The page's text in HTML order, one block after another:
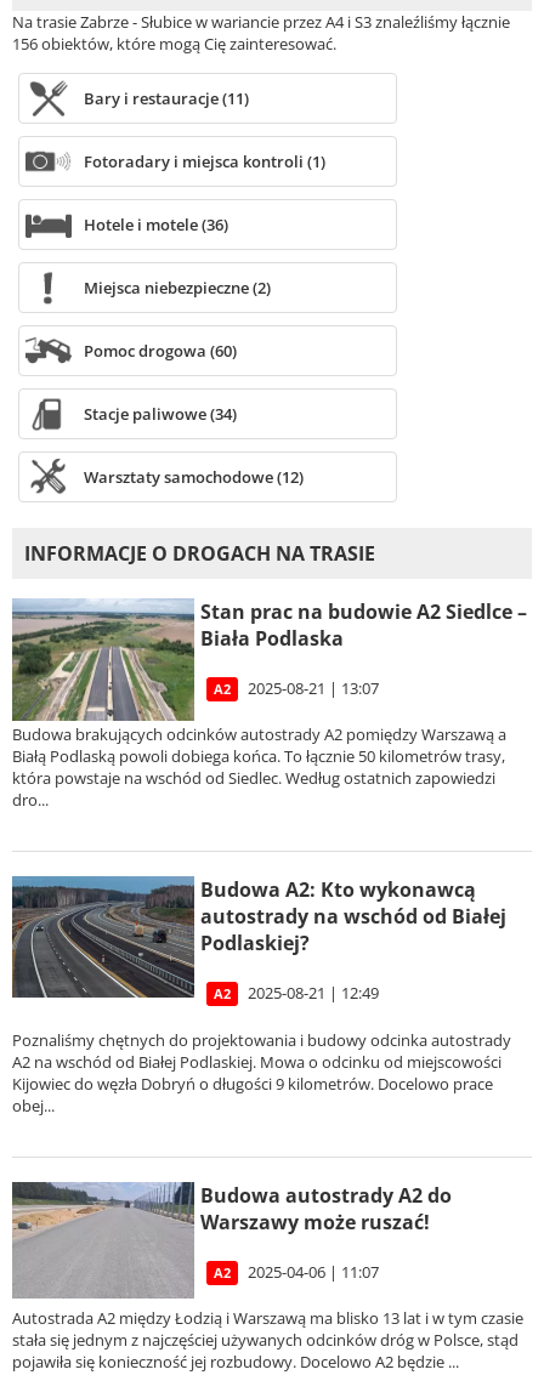
Na trasie Zabrze - Słubice w wariancie przez A4 i S3 znaleźliśmy łącznie
156 obiektów, które mogą Cię zainteresować.
Bary i restauracje (11)
Fotoradary i miejsca kontroli (1)
Hotele i motele (36)
Miejsca niebezpieczne (2)
Pomoc drogowa (60)
Stacje paliwowe (34)
Warsztaty samochodowe (12)
INFORMACJE O DROGACH NA TRASIE
Stan prac na budowie A2 Siedlce –
Biała Podlaska
A2 2025-08-21 | 13:07
Budowa brakujących odcinków autostrady A2 pomiędzy Warszawą a
Białą Podlaską powoli dobiega końca. To łącznie 50 kilometrów trasy,
która powstaje na wschód od Siedlec. Według ostatnich zapowiedzi
dro...
Budowa A2: Kto wykonawcą
autostrady na wschód od Białej
Podlaskiej?
A2 2025-08-21 | 12:49
Poznaliśmy chętnych do projektowania i budowy odcinka autostrady
A2 na wschód od Białej Podlaskiej. Mowa o odcinku od miejscowości
Kijowiec do węzła Dobryń o długości 9 kilometrów. Docelowo prace
obej...
Budowa autostrady A2 do
Warszawy może ruszać!
A2 2025-04-06 | 11:07
Autostrada A2 między Łodzią i Warszawą ma blisko 13 lat i w tym czasie
stała się jednym z najczęściej używanych odcinków dróg w Polsce, stąd
pojawiła się konieczność jej rozbudowy. Docelowo A2 będzie ...